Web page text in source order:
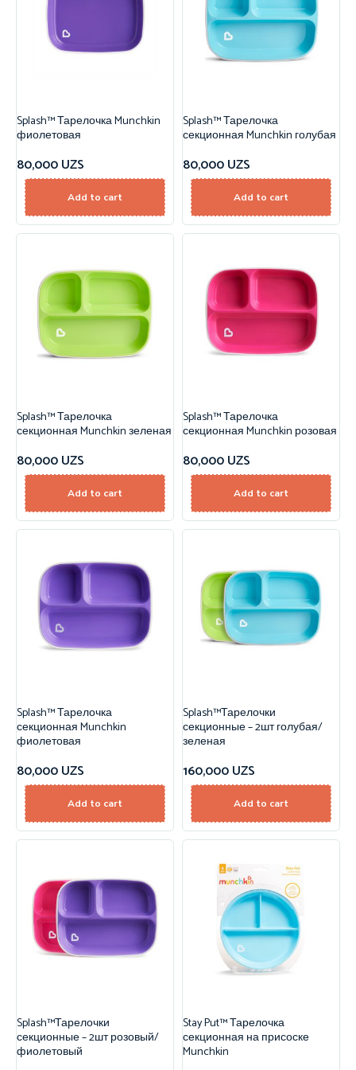
Splash™ Тарелочка Munchkin
фиолетовая
80,000UZS
Add to cart
Splash™ Тарелочка
секционная Munchkin голубая
80,000UZS
Add to cart
Splash™ Тарелочка
секционная Munchkin зеленая
80,000UZS
Add to cart
Splash™ Тарелочка
секционная Munchkin розовая
80,000UZS
Add to cart
Splash™ Тарелочка
секционная Munchkin
фиолетовая
80,000UZS
Add to cart
Splash™Тарелочки
секционные – 2шт голубая/
зеленая
160,000UZS
Add to cart
Splash™Тарелочки
секционные – 2шт розовый/
фиолетовый
Stay Put™ Тарелочка
секционная на присоске
Munchkin